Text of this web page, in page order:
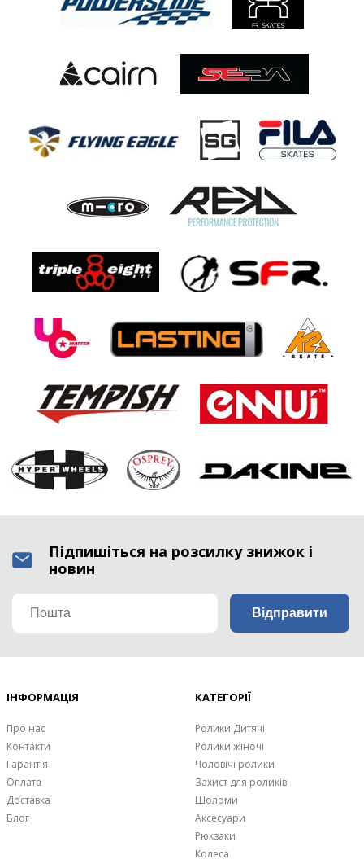
Підпишіться на розсилку знижок і
новин
ІНФОРМАЦІЯ
Про нас
Контакти
Гарантія
Оплата
Доставка
Блог
КАТЕГОРІЇ
Ролики Дитячі
Ролики жіночі
Чоловічі ролики
Захист для роликів
Шоломи
Аксесуари
Рюкзаки
Колеса